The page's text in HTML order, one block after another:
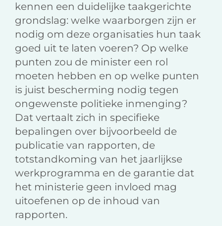
kennen een duidelijke taakgerichte
grondslag: welke waarborgen zijn er
nodig om deze organisaties hun taak
goed uit te laten voeren? Op welke
punten zou de minister een rol
moeten hebben en op welke punten
is juist bescherming nodig tegen
ongewenste politieke inmenging?
Dat vertaalt zich in specifieke
bepalingen over bijvoorbeeld de
publicatie van rapporten, de
totstandkoming van het jaarlijkse
werkprogramma en de garantie dat
het ministerie geen invloed mag
uitoefenen op de inhoud van
rapporten.